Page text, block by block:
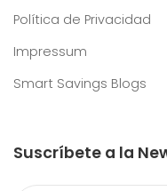
Política de Privacidad
Impressum
Smart Savings Blogs
Suscríbete a la